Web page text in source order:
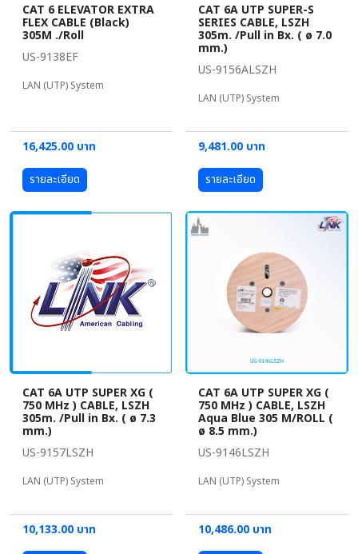
CAT 6 ELEVATOR EXTRA
FLEX CABLE (Black)
305M ./Roll
US-9138EF
LAN (UTP) System
16,425.00 บาท
รายละเอียด
CAT 6A UTP SUPER-S
SERIES CABLE, LSZH
305m. /Pull in Bx. ( ø 7.0
mm.)
US-9156ALSZH
LAN (UTP) System
9,481.00 บาท
รายละเอียด
CAT 6A UTP SUPER XG (
750 MHz ) CABLE, LSZH
305m. /Pull in Bx. ( ø 7.3
mm.)
US-9157LSZH
LAN (UTP) System
10,133.00 บาท
CAT 6A UTP SUPER XG (
750 MHz ) CABLE, LSZH
Aqua Blue 305 M/ROLL (
ø 8.5 mm.)
US-9146LSZH
LAN (UTP) System
10,486.00 บาท